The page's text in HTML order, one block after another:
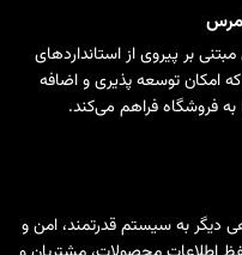
بر پیروی از استانداردهای
امکان توسعه پذیری و اضافه
فروشگاه فراهم می‌کند.
دیگر به سیستم قدرتمند، امن و